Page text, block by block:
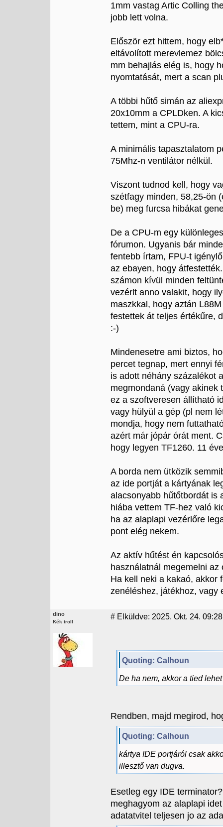
1mm vastag Artic Colling
jobb lett volna.
Először ezt hittem, hogy
eltávolított merevlemez
mm behajlás elég is, hogy
nyomtatását, mert a scan
A többi hűtő simán az
20x10mm a CPLDken. A
tettem, mint a CPU-ra.
A minimális tapasztalatom
75Mhz-n ventilátor nélkül.
Viszont tudnod kell, hogy
szétfagy minden, 58,25-ön
be) meg furcsa hibákat
De a CPU-m egy
fórumon. Ugyanis bár
fentebb írtam, FPU-t
az ebayen, hogy
számon kívül minden
vezérlt anno valakit, hogy
maszkkal, hogy aztán
festettek át teljes értékűre,
:-)
Mindenesetre ami biztos,
percet tegnap, mert ennyi
is adott néhány százalékot
megmondaná (vagy akinek
ez a szoftveresen állítható
vagy hülyül a gép (pl nem
mondja, hogy nem
azért már jópár órát ment.
hogy legyen TF1260. 11
A borda nem ütközik
az ide portját a kártyának
alacsonyabb hűtőtbordát is
hiába vettem TF-hez való
ha az alaplapi vezérlőre
pont elég nekem.
Az aktív hűtést én
használatnál megemelni
Ha kell neki a kakaó, akkor
zenéléshez, játékhoz, vagy
dino
Kék troll
# Elküldve: 2025. Okt. 24. 09:28
Quoting: Calhoun
De ha nem, akkor a tied
Rendben, majd megirod,
Quoting: Calhoun
kártya IDE portjáról csak
illesztő van dugva.
Esetleg egy IDE
meghagyom az alaplapi
adatatvitel teljesen jo az